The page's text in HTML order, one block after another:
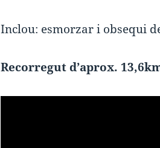
Inclou: esmorzar i obsequi
Recorregut d’aprox.